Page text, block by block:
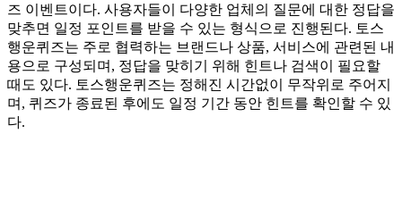
즈 이벤트이다. 사용자들이 다양한 업체의 질문에 대한 정답을
맞추면 일정 포인트를 받을 수 있는 형식으로 진행된다. 토스
행운퀴즈는 주로 협력하는 브랜드나 상품, 서비스에 관련된 내
용으로 구성되며, 정답을 맞히기 위해 힌트나 검색이 필요할
때도 있다. 토스행운퀴즈는 정해진 시간없이 무작위로 주어지
며, 퀴즈가 종료된 후에도 일정 기간 동안 힌트를 확인할 수 있
다.